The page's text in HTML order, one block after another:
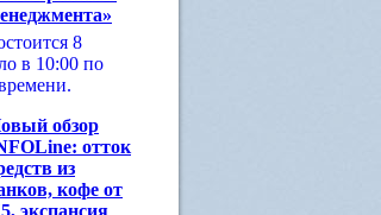
8
в 10:00 по
обзор
отток
из
кофе от
экспансия